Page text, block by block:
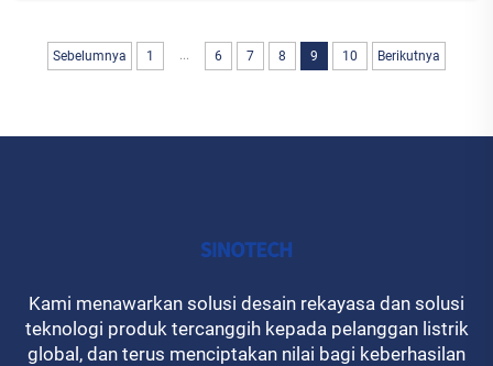
Sebelumnya 1 ... 6 7 8 9 10 Berikutnya
Kami menawarkan solusi desain rekayasa dan solusi
teknologi produk tercanggih kepada pelanggan listrik
global, dan terus menciptakan nilai bagi keberhasilan